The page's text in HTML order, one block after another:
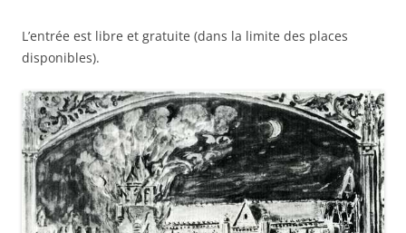
L’entrée est libre et gratuite (dans la limite des places
disponibles).